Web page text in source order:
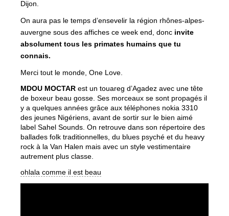
Dijon.
On aura pas le temps d’ensevelir la région rhônes-alpes-
auvergne sous des affiches ce week end, donc invite
absolument tous les primates humains que tu
connais.
Merci tout le monde, One Love.
MDOU MOCTAR est un touareg d’Agadez avec une tête
de boxeur beau gosse. Ses morceaux se sont propagés il
y a quelques années grâce aux téléphones nokia 3310
des jeunes Nigériens, avant de sortir sur le bien aimé
label Sahel Sounds. On retrouve dans son répertoire des
ballades folk traditionnelles, du blues psyché et du heavy
rock à la Van Halen mais avec un style vestimentaire
autrement plus classe.
ohlala comme il est beau